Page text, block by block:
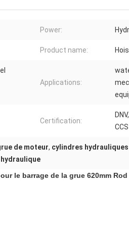
Power:
Product name:
Applications:
Certification:
CCS
de moteur, cylindres
le barrage de la grue 620mm Rod